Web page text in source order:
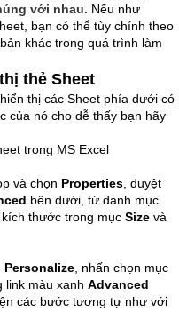
với nhau. Nếu như
bạn có thể tùy chính theo
khác trong quá trình làm
thẻ Sheet
thị các Sheet phía dưới có
của nó cho dễ thấy bạn hãy
và chọn Properties , duyệt
bên dưới, từ danh mục
thước trong mục Size và
Personalize , nhấn chọn mục
link màu xanh Advanced
các bước tương tự như với